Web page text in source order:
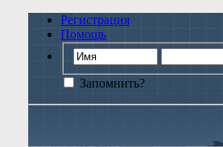
Регистрация
Помощь
Запомнить?